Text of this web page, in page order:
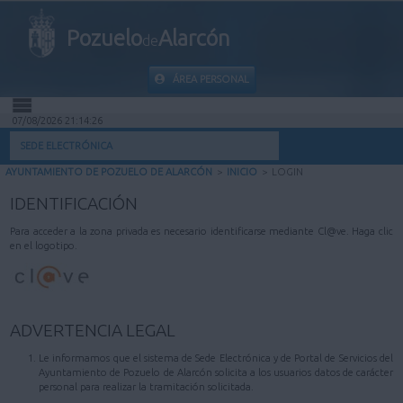
PozuelodeAlarcón
ÁREA PERSONAL
INICIO
MI CARPETA
INFORMACIÓN MUNICIPAL
AYUDA
07/08/2026 21:14:26
SEDE ELECTRÓNICA
AYUNTAMIENTO DE POZUELO DE ALARCÓN > INICIO > LOGIN
IDENTIFICACIÓN
Para acceder a la zona privada es necesario identificarse mediante Cl@ve. Haga clic
en el logotipo.
ADVERTENCIA LEGAL
Le informamos que el sistema de Sede Electrónica y de Portal de Servicios del
Ayuntamiento de Pozuelo de Alarcón solicita a los usuarios datos de carácter
personal para realizar la tramitación solicitada.